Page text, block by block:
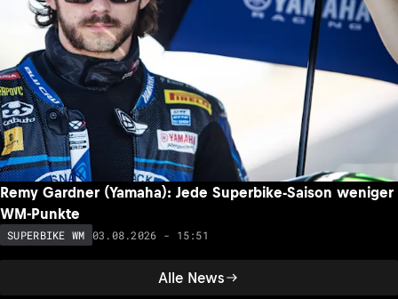
Alle News
Remy Gardner (Yamaha): Jede Superbike-Saison weniger
WM-Punkte
SUPERBIKE WM 03.08.2026 - 15:51